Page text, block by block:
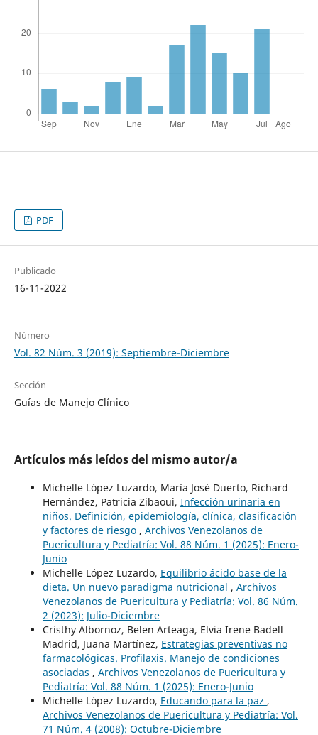
PDF
Publicado
16-11-2022
Número
Vol. 82 Núm. 3 (2019): Septiembre-Diciembre
Sección
Guías de Manejo Clínico
Artículos más leídos del mismo autor/a
Michelle López Luzardo, María José Duerto, Richard
Hernández, Patricia Zibaoui, Infección urinaria en
niños. Definición, epidemiología, clínica, clasificación
y factores de riesgo , Archivos Venezolanos de
Puericultura y Pediatría: Vol. 88 Núm. 1 (2025): Enero-
Junio
Michelle López Luzardo, Equilibrio ácido base de la
dieta. Un nuevo paradigma nutricional , Archivos
Venezolanos de Puericultura y Pediatría: Vol. 86 Núm.
2 (2023): Julio-Diciembre
Cristhy Albornoz, Belen Arteaga, Elvia Irene Badell
Madrid, Juana Martínez, Estrategias preventivas no
farmacológicas. Profilaxis. Manejo de condiciones
asociadas , Archivos Venezolanos de Puericultura y
Pediatría: Vol. 88 Núm. 1 (2025): Enero-Junio
Michelle López Luzardo, Educando para la paz ,
Archivos Venezolanos de Puericultura y Pediatría: Vol.
71 Núm. 4 (2008): Octubre-Diciembre